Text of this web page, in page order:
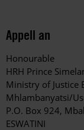
Appell an
Honourable
HRH Prince
Ministry of Justice
Mhlambanyatsi/
P.O. Box 924,
ESWATINI